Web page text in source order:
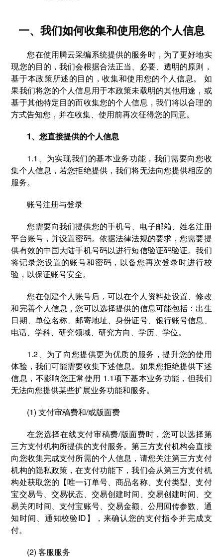
一、我们如何收集和使用您的个人信息
您在使用腾云采编系统提供的服务时，为了更好地实
现您的目的，我们会根据合法正当、必要、透明的原则，
基于本政策所述的目的，收集和使用您的个人信息。 如
果我们将您的个人信息用于本政策未载明的其他用途，或
基于其他特定目的而收集您的个人信息，我们将以合理的
方式告知您，并在收集、使用前再次征得您的同意。
1、您直接提供的个人信息
1.1、为实现我们的基本业务功能，我们需要向您收
集个人信息，若您拒绝提供，我们将无法向您提供相应的
服务。
账号注册与登录
您需要向我们提供您的手机号、电子邮箱、姓名注册
平台账号，并设置密码。依据法律法规的要求，您需要提
供有效的中国大陆手机号码以进行短信验证码验证。我们
将记录您设置的账号和密码，以备您再次登录时进行校
验，以保证账号安全。
您在创建个人账号后，可以在个人资料处设置、修改
和完善个人信息，您可以选择提供的信息可能包括：出生
日期、单位名称、邮寄地址、身份证号、银行账号信息、
电话、学科、研究领域、研究方向、学历、学位。
1.2、为了向您提供更为优质的服务，提升您的使用
体验，我们可能需要收集下述信息。如果您拒绝提供下述
信息，不影响您正常使用 1.1项下基本业务功能，但我们
无法向您提供某些扩展业务功能和服务。
(1) 支付审稿费和/或版面费
在您选择在线⽀付审稿费/版面费时，您可以选择第
三方支付机构所提供的⽀付服务。第三方支付机构会直接
向您收集完成支付所需的个人信息，请您关注第三方支付
机构的隐私政策，在支付功能下，我们会从第三方支付机
构处获取您的【唯一订单号、商品名称、支付类型、支付
宝交易号、交易状态、交易创建时间、交易创建时间、交
易关闭时间、支付宝账号、交易金额、公用回传参数、通
知时间、通知校验ID】，来确认您的支付指令并完成支
付。
(2) 客服服务